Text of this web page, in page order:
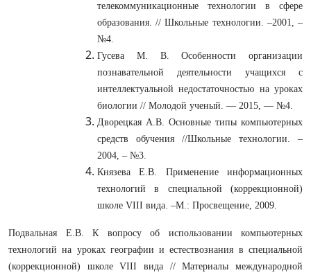
телекоммуникационные технологии в сфере
образования. // Школьные технологии. –2001, –
№4.
Гусева М. В. Особенности организации
познавательной деятельности учащихся с
интеллектуальной недостаточностью на уроках
биологии // Молодой ученый. — 2015, — №4.
Дворецкая А.В. Основные типы компьютерных
средств обучения //Школьные технологии. –
2004, – №3.
Князева Е.В. Применение информационных
технологий в специальной (коррекционной)
школе VIII вида. –М.: Просвещение, 2009.
Подвальная Е.В. К вопросу об использовании компьютерных
технологий на уроках географии и естествознания в специальной
(коррекционной) школе VIII вида // Материалы международной